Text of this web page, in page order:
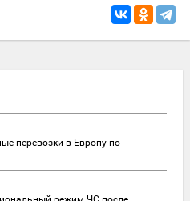
перевозки в Европу по